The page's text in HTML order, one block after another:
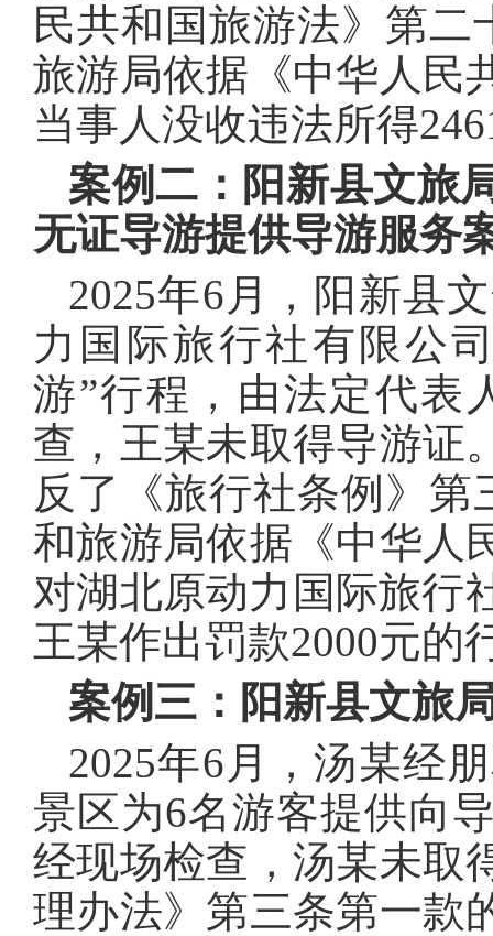
民共和国旅游法》第二
旅游局依据《中华人民
当事人没收违法所得
案例二：阳新县文旅
无证导游提供导游服务
2025年6月，阳新县
力国际旅行社有限公
游”行程，由法定代表
查，王某未取得导游证
反了《旅行社条例》第
和旅游局依据《中华人
对湖北原动力国际旅行
王某作出罚款2000元的
案例三：阳新县文旅
2025年6月，汤某经
景区为6名游客提供向
经现场检查，汤某未取
理办法》第三条第一款